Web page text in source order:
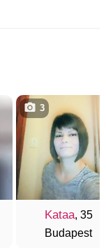
Kataa, 35
Budapest
3